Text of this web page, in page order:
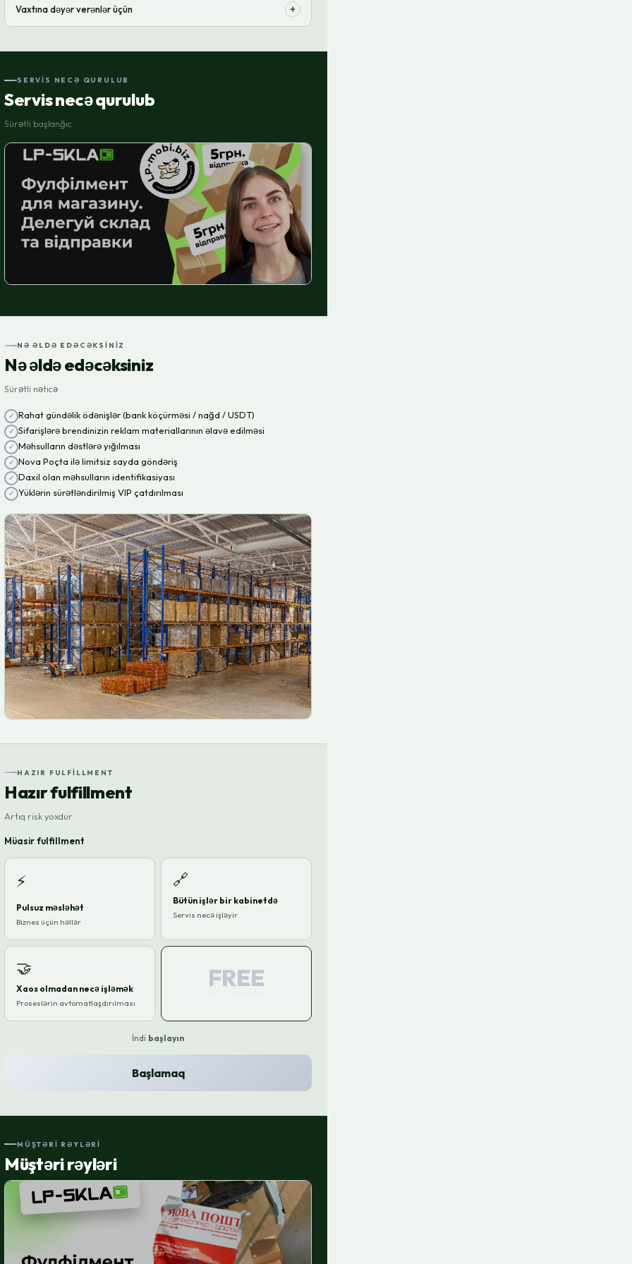
sifariş həcmlərinizə uyğunlaşır.
Vaxtına dəyər verənlər üçün +
sifarişlə maraqlanacağıq.
SERVIS NECƏ QURULUB
Servis necə qurulub
Sürətli başlanğıc
NƏ ƏLDƏ EDƏCƏKSINIZ
Nə əldə edəcəksiniz
Sürətli nəticə
Rahat gündəlik ödənişlər (bank köçürməsi / nağd / USDT)
Sifarişlərə brendinizin reklam materiallarının əlavə edilməsi
Məhsulların dəstlərə yığılması
Nova Poçta ilə limitsiz sayda göndəriş
Daxil olan məhsulların identifikasiyası
Yüklərin sürətləndirilmiş VIP çatdırılması
HAZIR FULFILLMENT
Hazır fulfillment
Artıq risk yoxdur
Müasir fulfillment
⚡
Pulsuz məsləhət
Biznes üçün həllər
🔗
Bütün işlər bir kabinetdə
Servis necə işləyir
🤝
Xaos olmadan necə işləmək
Proseslərin avtomatlaşdırılması
FREE
İndi başlayın
Başlamaq
MÜŞTƏRI RƏYLƏRI
Müştəri rəyləri